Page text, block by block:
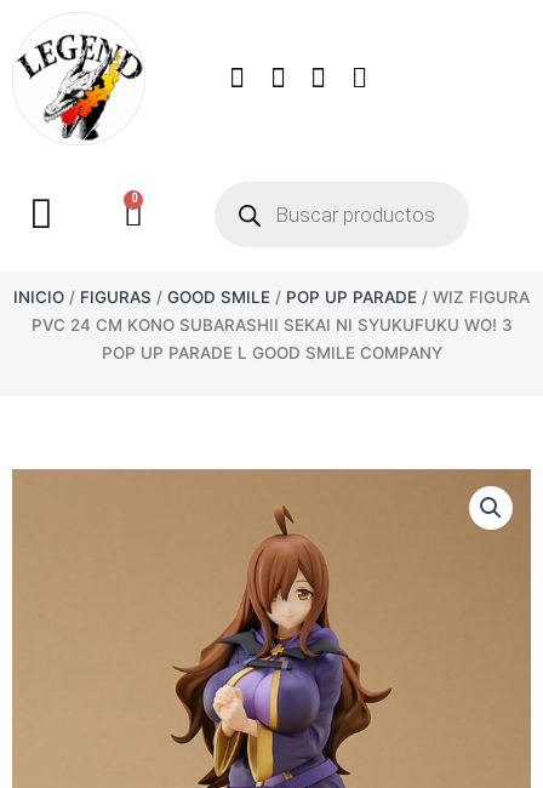
0
INICIO / FIGURAS / GOOD SMILE / POP UP PARADE / WIZ FIGURA
PVC 24 CM KONO SUBARASHII SEKAI NI SYUKUFUKU WO! 3
POP UP PARADE L GOOD SMILE COMPANY